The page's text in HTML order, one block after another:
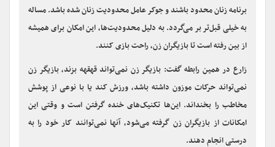
برنامه زنان محدود باشند و جوکر عامل محدودیت زنان شده باشد. مساله
به خیلی قبل‌تر بر می‌گردد. به دلیل محدودیت‌ها، این امکان برای همیشه
از بین رفته است تا بازیگران زن، راحت بازی کنند.
زارع در همین رابطه گفت: بازیگر زن نمی‌تواند قهقهه بزند، بازیگر زن
نمی‌تواند حرکات موزون داشته باشد، ورزش کند یا با نوعی از پوشش
مخاطب را بخنداند. این‌ها تکنیک‌های خنده گرفتن است و وقتی این
امکانات از بازیگران زن گرفته می‌شود، آنها نمی‌توانند کار خود را به
درستی انجام دهند.